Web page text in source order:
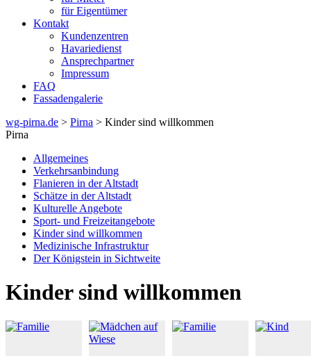
für Eigentümer
Kontakt
Kundenzentren
Havariedienst
Ansprechpartner
Impressum
FAQ
Fassadengalerie
wg-pirna.de > Pirna > Kinder sind willkommen
Pirna
Allgemeines
Verkehrsanbindung
Flanieren in der Altstadt
Schätze in der Altstadt
Kulturelle Angebote
Sport- und Freizeitangebote
Kinder sind willkommen
Medizinische Infrastruktur
Der Königstein in Sichtweite
Kinder sind willkommen